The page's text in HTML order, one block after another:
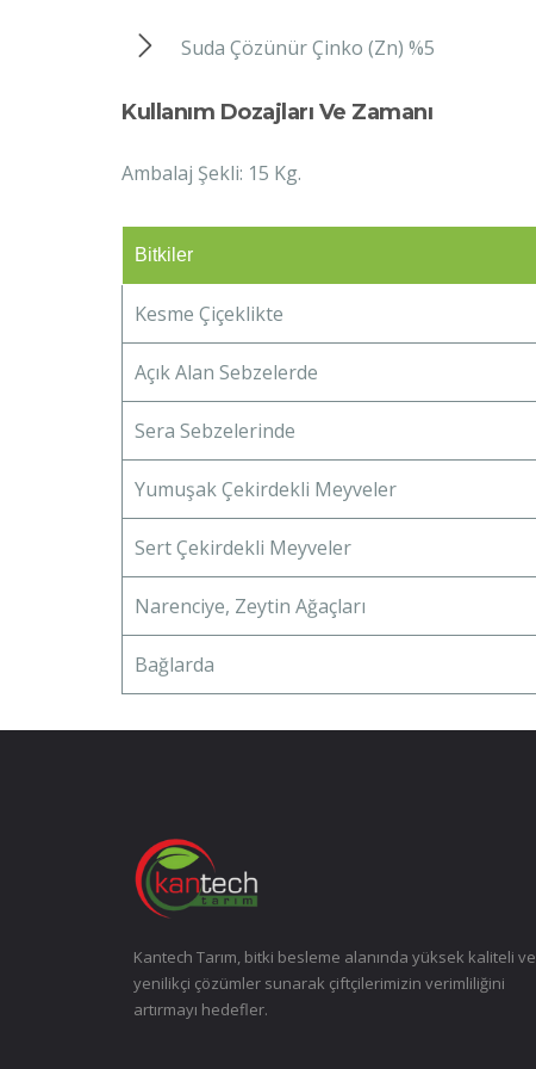
Suda Çözünür Çinko (Zn) %5
Kullanım Dozajları Ve Zamanı​​
Ambalaj Şekli: 15 Kg.
Bitkiler
Kesme Çiçeklikte
Açık Alan Sebzelerde
Sera Sebzelerinde
Yumuşak Çekirdekli Meyveler
Sert Çekirdekli Meyveler
Narenciye, Zeytin Ağaçları
Bağlarda
Kantech Tarım, bitki besleme alanında yüksek kaliteli ve
yenilikçi çözümler sunarak çiftçilerimizin verimliliğini
artırmayı hedefler.